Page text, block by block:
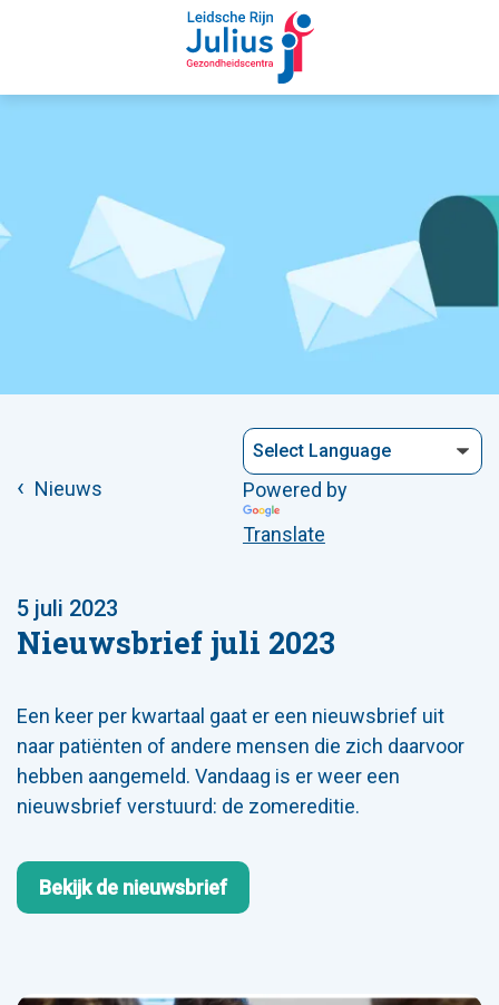
Nieuws
Powered by
Translate
Nieuwsbrief juli 2023
5 juli 2023
Een keer per kwartaal gaat er een nieuwsbrief uit
naar patiënten of andere mensen die zich daarvoor
hebben aangemeld. Vandaag is er weer een
nieuwsbrief verstuurd: de zomereditie.
Bekijk de nieuwsbrief